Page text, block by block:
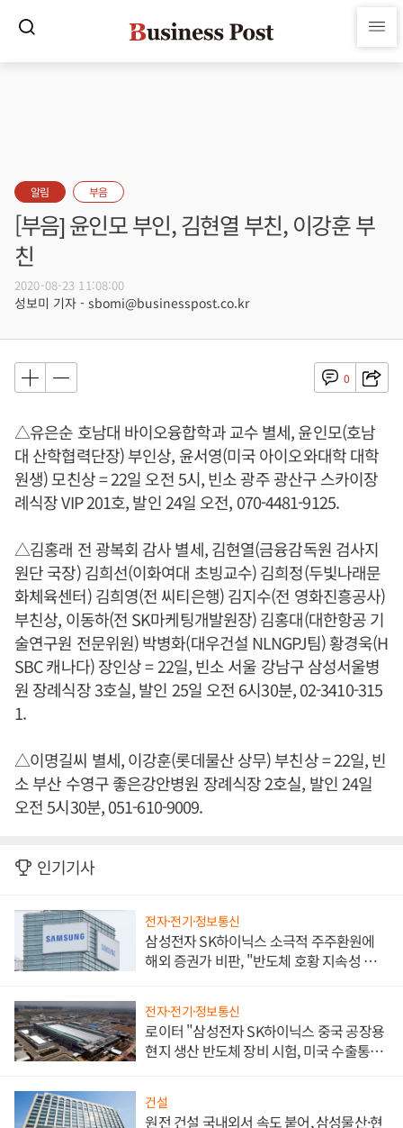
알림 부음
[부음] 윤인모 부인, 김현열 부친, 이강훈 부
친
2020-08-23 11:08:00
성보미 기자 - sbomi@businesspost.co.kr
0
△유은순 호남대 바이오융합학과 교수 별세, 윤인모(호남
대 산학협력단장) 부인상, 윤서영(미국 아이오와대학 대학
원생) 모친상 = 22일 오전 5시, 빈소 광주 광산구 스카이장
례식장 VIP 201호, 발인 24일 오전, 070-4481-9125.
△김홍래 전 광복회 감사 별세, 김현열(금융감독원 검사지
원단 국장) 김희선(이화여대 초빙교수) 김희정(두빛나래문
화체육센터) 김희영(전 씨티은행) 김지수(전 영화진흥공사)
부친상, 이동하(전 SK마케팅개발원장) 김홍대(대한항공 기
술연구원 전문위원) 박병화(대우건설 NLNGPJ팀) 황경욱(H
SBC 캐나다) 장인상 = 22일, 빈소 서울 강남구 삼성서울병
원 장례식장 3호실, 발인 25일 오전 6시30분, 02-3410-315
1.
△이명길씨 별세, 이강훈(롯데물산 상무) 부친상 = 22일, 빈
소 부산 수영구 좋은강안병원 장례식장 2호실, 발인 24일
오전 5시30분, 051-610-9009.
인기기사
전자·전기·정보통신
삼성전자 SK하이닉스 소극적 주주환원에
해외 증권가 비판, "반도체 호황 지속성 의
전자·전기·정보통신
로이터 "삼성전자 SK하이닉스 중국 공장용
현지 생산 반도체 장비 시험, 미국 수출통제
건설
원전 건설 국내외서 속도 붙어, 삼성물산·현